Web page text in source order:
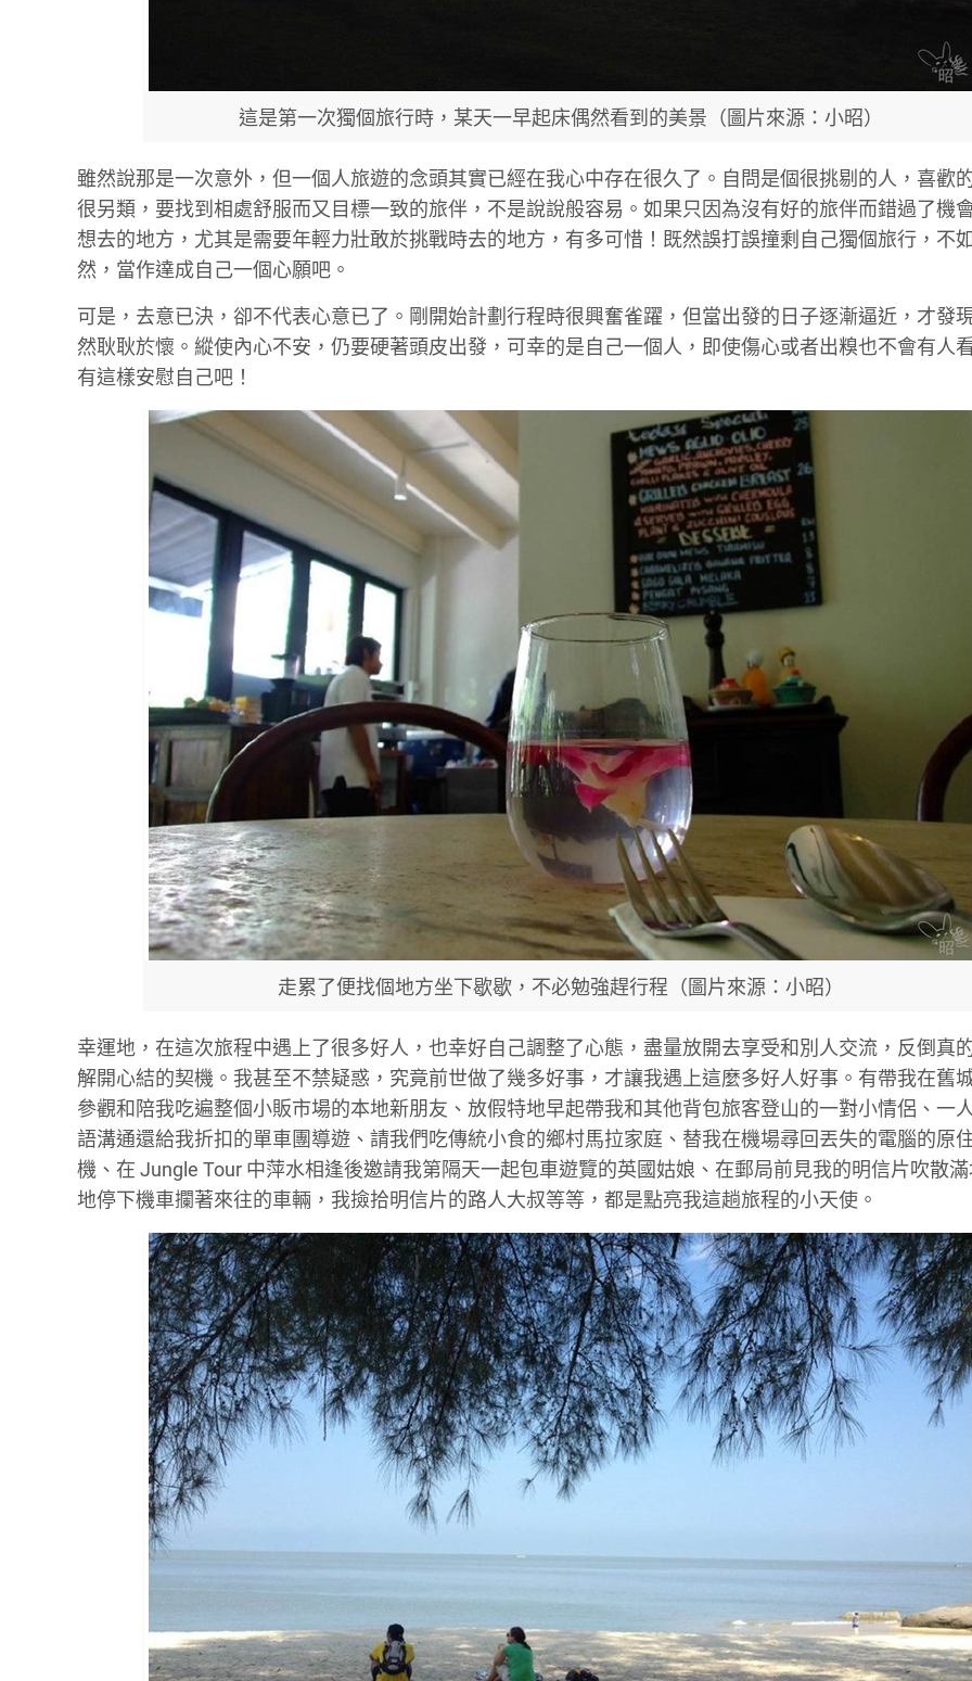
這是第一次獨個旅行時，某天一早起床偶然看到的美景（圖片來源：小昭）
雖然說那是一次意外，但一個人旅遊的念頭其實已經在我心中存在很久了。自問是個很挑剔的人，喜歡
很另類，要找到相處舒服而又目標一致的旅伴，不是說說般容易。如果只因為沒有好的旅伴而錯過了機
想去的地方，尤其是需要年輕力壯敢於挑戰時去的地方，有多可惜！既然誤打誤撞剩自己獨個旅行，不
然，當作達成自己一個心願吧。
可是，去意已決，卻不代表心意已了。剛開始計劃行程時很興奮雀躍，但當出發的日子逐漸逼近，才發
然耿耿於懷。縱使內心不安，仍要硬著頭皮出發，可幸的是自己一個人，即使傷心或者出糗也不會有人
有這樣安慰自己吧！
走累了便找個地方坐下歇歇，不必勉強趕行程（圖片來源：小昭）
幸運地，在這次旅程中遇上了很多好人，也幸好自己調整了心態，盡量放開去享受和別人交流，反倒真
解開心結的契機。我甚至不禁疑惑，究竟前世做了幾多好事，才讓我遇上這麼多好人好事。有帶我在舊
參觀和陪我吃遍整個小販市場的本地新朋友、放假特地早起帶我和其他背包旅客登山的一對小情侶、一
語溝通還給我折扣的單車團導遊、請我們吃傳統小食的鄉村馬拉家庭、替我在機場尋回丟失的電腦的原
機、在 Jungle Tour 中萍水相逢後邀請我第隔天一起包車遊覽的英國姑娘、在郵局前見我的明信片吹散
地停下機車攔著來往的車輛，我撿拾明信片的路人大叔等等，都是點亮我這趟旅程的小天使。